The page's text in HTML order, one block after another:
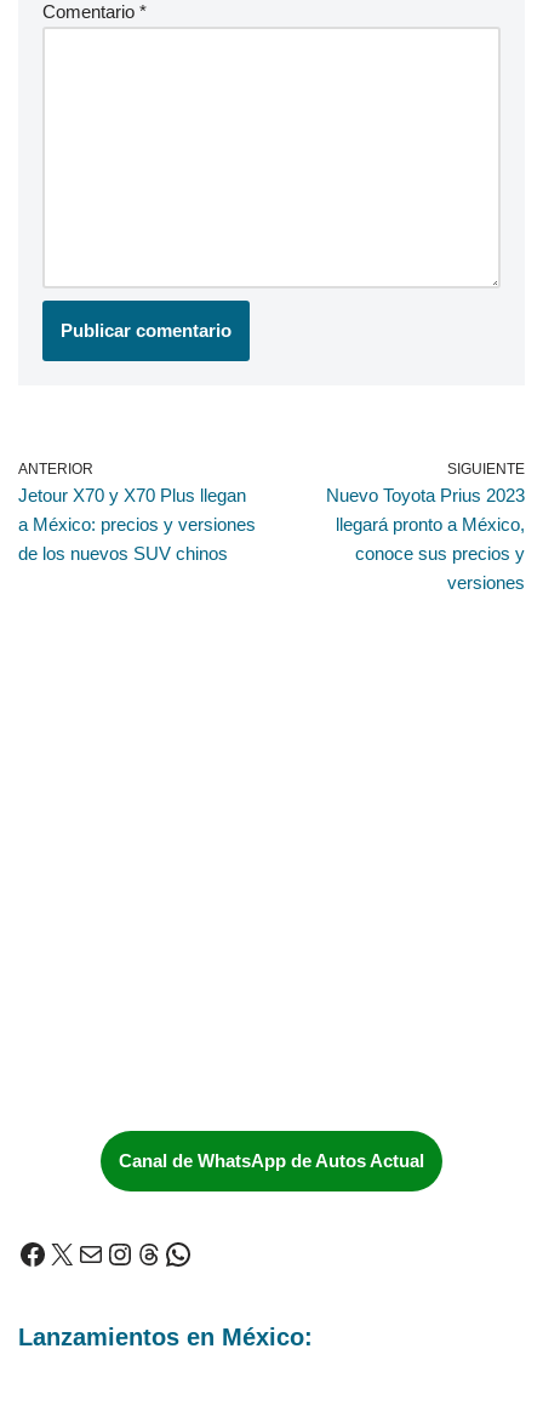
Comentario *
ANTERIOR
Jetour X70 y X70 Plus llegan
a México: precios y versiones
de los nuevos SUV chinos
SIGUIENTE
Nuevo Toyota Prius 2023
llegará pronto a México,
conoce sus precios y
versiones
Canal de WhatsApp de Autos Actual
Lanzamientos en México: